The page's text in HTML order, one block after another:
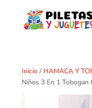
Inicio/ HAMACA Y
Niños 3 En 1